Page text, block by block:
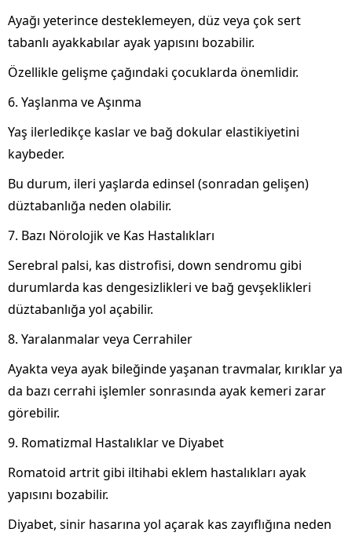
Ayağı yeterince desteklemeyen, düz veya çok sert
tabanlı ayakkabılar ayak yapısını bozabilir.
Özellikle gelişme çağındaki çocuklarda önemlidir.
6. Yaşlanma ve Aşınma
Yaş ilerledikçe kaslar ve bağ dokular elastikiyetini
kaybeder.
Bu durum, ileri yaşlarda edinsel (sonradan gelişen)
düztabanlığa neden olabilir.
7. Bazı Nörolojik ve Kas Hastalıkları
Serebral palsi, kas distrofisi, down sendromu gibi
durumlarda kas dengesizlikleri ve bağ gevşeklikleri
düztabanlığa yol açabilir.
8. Yaralanmalar veya Cerrahiler
Ayakta veya ayak bileğinde yaşanan travmalar, kırıklar ya
da bazı cerrahi işlemler sonrasında ayak kemeri zarar
görebilir.
9. Romatizmal Hastalıklar ve Diyabet
Romatoid artrit gibi iltihabi eklem hastalıkları ayak
yapısını bozabilir.
Diyabet, sinir hasarına yol açarak kas zayıflığına neden